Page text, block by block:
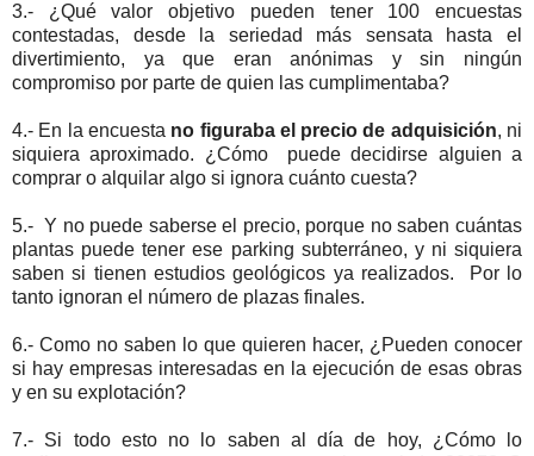
3.- ¿Qué valor objetivo pueden tener 100 encuestas
contestadas, desde la seriedad más sensata hasta el
divertimiento, ya que eran anónimas y sin ningún
compromiso por parte de quien las cumplimentaba?
4.- En la encuesta no figuraba el precio de adquisición, ni
siquiera aproximado. ¿Cómo puede decidirse alguien a
comprar o alquilar algo si ignora cuánto cuesta?
5.- Y no puede saberse el precio, porque no saben cuántas
plantas puede tener ese parking subterráneo, y ni siquiera
saben si tienen estudios geológicos ya realizados. Por lo
tanto ignoran el número de plazas finales.
6.- Como no saben lo que quieren hacer, ¿Pueden conocer
si hay empresas interesadas en la ejecución de esas obras
y en su explotación?
7.- Si todo esto no lo saben al día de hoy, ¿Cómo lo